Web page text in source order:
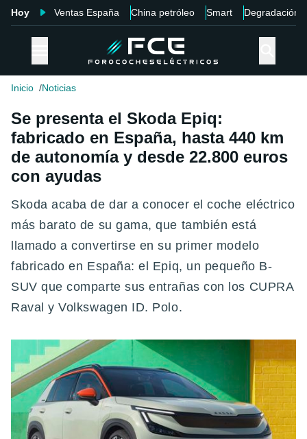
Hoy Ventas España China petróleo Smart Degradación
Inicio Noticias
Se presenta el Skoda Epiq:
fabricado en España, hasta 440 km
de autonomía y desde 22.800 euros
con ayudas
Skoda acaba de dar a conocer el coche eléctrico
más barato de su gama, que también está
llamado a convertirse en su primer modelo
fabricado en España: el Epiq, un pequeño B-
SUV que comparte sus entrañas con los CUPRA
Raval y Volkswagen ID. Polo.